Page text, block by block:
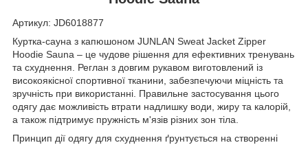
Артикул: JD6018877
Куртка-сауна з капюшоном JUNLAN Sweat Jacket Zipper
Hoodie Sauna – це чудове рішення для ефективних тренувань
та схуднення. Реглан з довгим рукавом виготовлений із
високоякісної спортивної тканини, забезпечуючи міцність та
зручність при використанні. Правильне застосування цього
одягу дає можливість втрати надлишку води, жиру та калорій,
а також підтримує пружність м'язів різних зон тіла.
Принцип дії одягу для схуднення ґрунтується на створенні